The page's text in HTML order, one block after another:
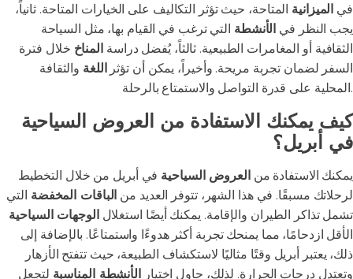
في الميزانية المتاحة، حيث تؤثر التكاليف على الخيارات المتاحة. ثانياً،
يجب النظر في الأنشطة التي ترغب في القيام بها، مثل السياحة
الثقافية أو المغامرات الطبيعية. ثالثاً، يُفضل دراسة المناخ خلال فترة
السفر لضمان تجربة مريحة. وأخيراً، يمكن أن تؤثر اللغة والثقافة
المحلية على قدرة التواصل والاستمتاع بالرحلة.
كيف يمكنك الاستفادة من العروض السياحية
في أبريل؟
يمكنك الاستفادة من العروض السياحية في أبريل من خلال التخطيط
لرحلاتك مسبقًا. في هذا الشهر، تتوفر العديد من الباقات المخفضة التي
تشمل تذاكر الطيران والإقامة. يمكنك أيضًا استغلال الوجهات السياحية
الأقل ازدحامًا، مما يمنحك تجربة أكثر هدوءًا واستمتاعًا. بالإضافة إلى
ذلك، يعتبر أبريل وقتًا مثاليًا لاستكشاف الطبيعة، حيث تتفتح الأزهار
وتعتدل درجات الحرارة. لذلك، حاول اختيار الأنشطة المناسبة لتجعل